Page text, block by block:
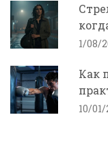
1/08/
Как
10/